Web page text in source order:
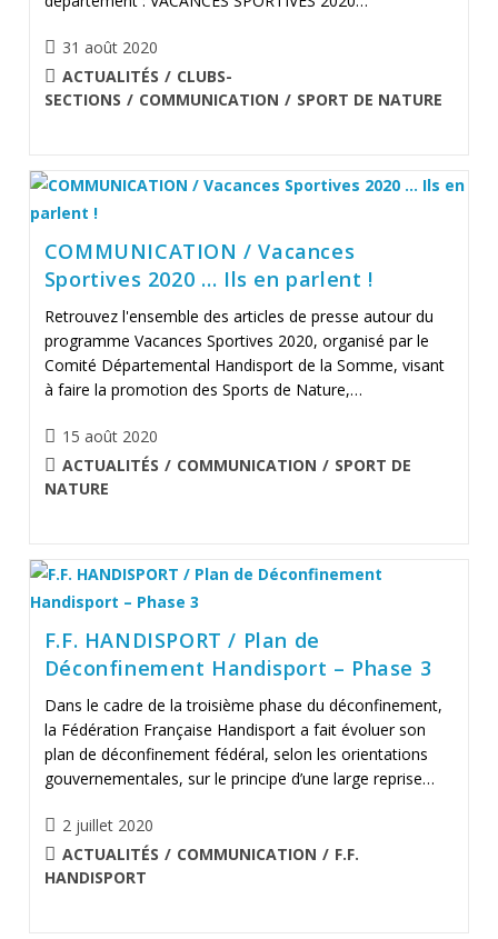
Publication
publiée :
31 août 2020
POST
CATEGORY:
ACTUALITÉS / CLUBS-
SECTIONS / COMMUNICATION / SPORT DE NATURE
COMMUNICATION / Vacances
Sportives 2020 … Ils en parlent !
Retrouvez l'ensemble des articles de presse autour du
programme Vacances Sportives 2020, organisé par le
Comité Départemental Handisport de la Somme, visant
à faire la promotion des Sports de Nature,…
Publication
publiée :
15 août 2020
POST
CATEGORY:
ACTUALITÉS / COMMUNICATION / SPORT DE
NATURE
F.F. HANDISPORT / Plan de
Déconfinement Handisport – Phase 3
Dans le cadre de la troisième phase du déconfinement,
la Fédération Française Handisport a fait évoluer son
plan de déconfinement fédéral, selon les orientations
gouvernementales, sur le principe d’une large reprise…
Publication
publiée :
2 juillet 2020
POST
CATEGORY:
ACTUALITÉS / COMMUNICATION / F.F.
HANDISPORT